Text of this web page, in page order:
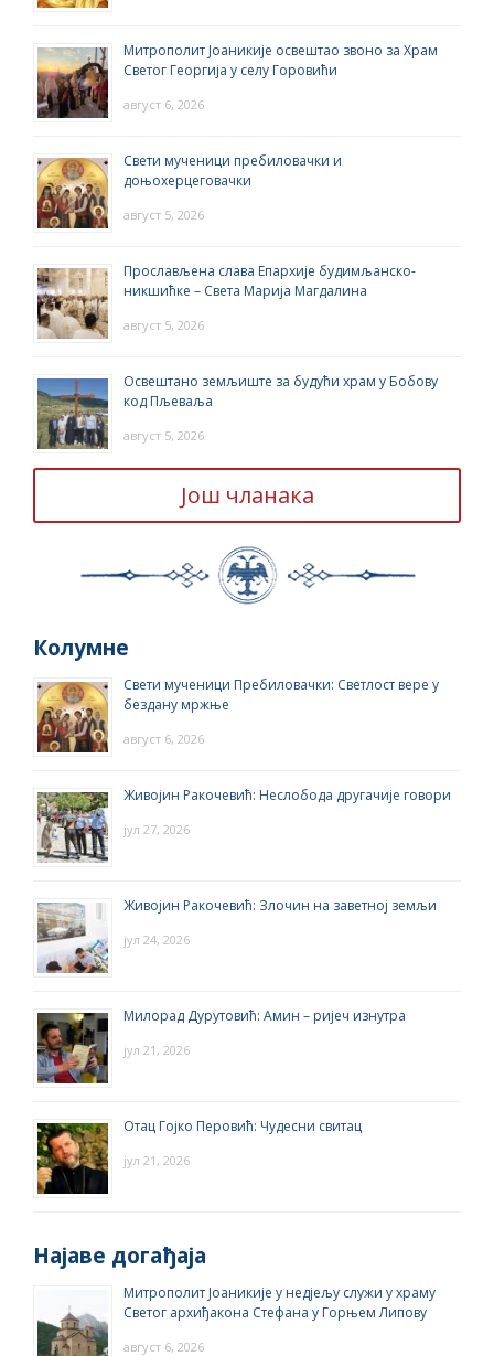
Митрополит Јоаникије освештао звоно за Храм
Светог Георгија у селу Горовићи
август 6, 2026
Свети мученици пребиловачки и
доњохерцеговачки
август 5, 2026
Прослављена слава Епархије будимљанско-
никшићке – Света Марија Магдалина
август 5, 2026
Освештано земљиште за будући храм у Бобову
код Пљеваља
август 5, 2026
Још чланака
Колумне
Свети мученици Пребиловачки: Светлост вере у
бездану мржње
август 6, 2026
Живојин Ракочевић: Неслобода другачије говори
јул 27, 2026
Живојин Ракочевић: Злочин на заветној земљи
јул 24, 2026
Милорад Дурутовић: Амин – ријеч изнутра
јул 21, 2026
Отац Гојко Перовић: Чудесни свитац
јул 21, 2026
Најаве догађаја
Митрополит Јоаникије у недјељу служи у храму
Светог архиђакона Стефана у Горњем Липову
август 6, 2026